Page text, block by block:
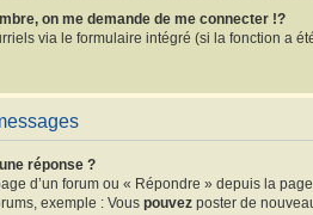
on me demande de me connecter !?
via le formulaire intégré (si la fonction a
réponse ?
d’un forum ou « Répondre » depuis la
exemple : Vous pouvez poster de